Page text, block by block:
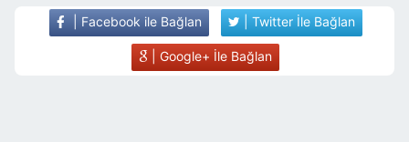
| Facebook ile Bağlan | Twitter İle Bağlan
| Google+ İle Bağlan